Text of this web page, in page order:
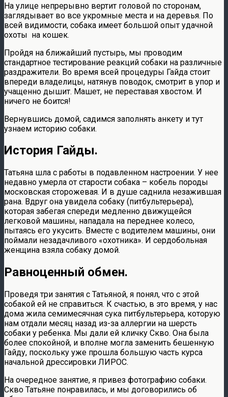
На улице непрерывно вертит головой по сторонам,
заглядывает во все укромные места и на деревья. По
всей видимости, собака имеет большой опыт удачной
охоты на кошек.
Пройдя на ближайший пустырь, мы проводим
стандартное тестирование реакций собаки на различные
раздражители. Во время всей процедуры Гайда стоит
впереди владелицы, натянув поводок, смотрит в упор и
учащенно дышит. Машет, не переставая хвостом. И
ничего не боится!
Вернувшись домой, садимся заполнять анкету и тут
узнаем историю собаки.
История Гайды.
Татьяна шла с работы в подавленном настроении. У нее
недавно умерла от старости собака – кобель породы
московская сторожевая. И в душе саднила незажившая
рана. Вдруг она увидела собаку (питбультерьера),
которая забегая спереди медленно движущейся
легковой машины, нападала на переднее колесо,
пытаясь его укусить. Вместе с водителем машины, они
поймали незадачливого «охотника». И сердобольная
женщина взяла собаку домой.
Равноценный обмен.
Проведя три занятия с Татьяной, я понял, что с этой
собакой ей не справиться. К счастью, в это время, у нас
дома жила семимесячная сука питбультерьера, которую
нам отдали месяц назад из-за аллергии на шерсть
собаки у ребенка. Мы дали ей кличку Скво. Она была
более спокойной, и вполне могла заменить бешенную
Гайду, поскольку уже прошла большую часть курса
начальной дрессировки ЛИРОС.
На очередное занятие, я привез фотографию собаки.
Скво Татьяне понравилась, и мы договорились об